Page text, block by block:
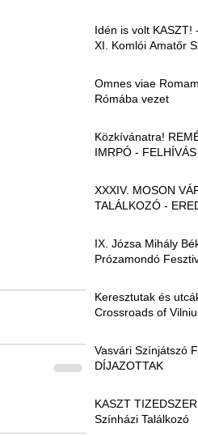
Idén is volt KASZT!
XI. Komlói Amatőr
Omnes viae Romam
Rómába vezet
Közkívánatra!
IMRPÓ - FELHÍVÁS
XXXIV. MOSON
TALÁLKOZÓ -
IX. Józsa Mihály
Prózamondó
Keresztutak és
Crossroads of
Vasvári Színjátszó
DÍJAZOTTAK
KASZT
Színházi Találkozó